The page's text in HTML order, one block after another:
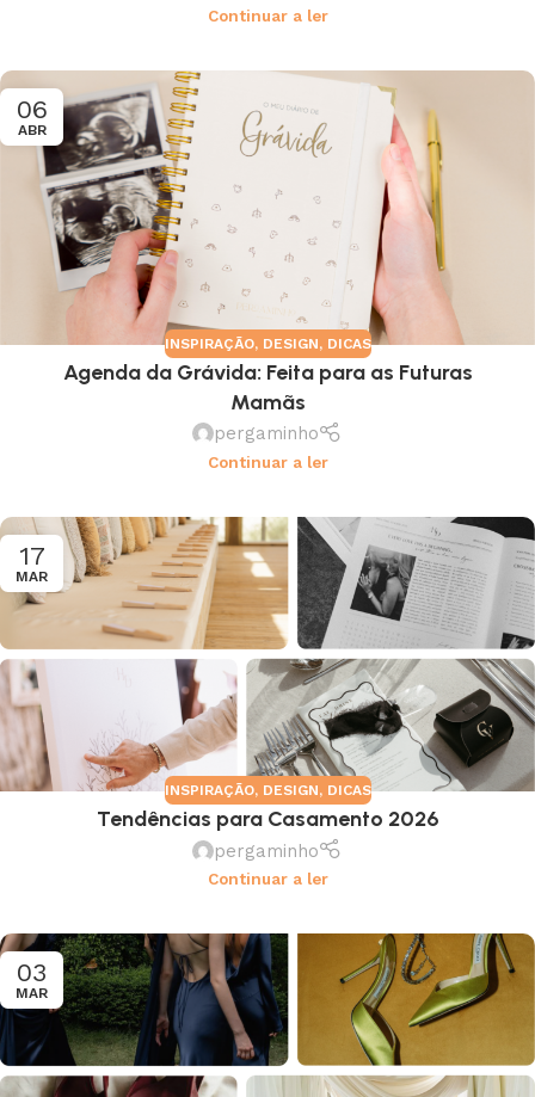
Continuar a ler
06
ABR
INSPIRAÇÃO, DESIGN, DICAS
Agenda da Grávida: Feita para as Futuras
Mamãs
pergaminho
Continuar a ler
17
MAR
INSPIRAÇÃO, DESIGN, DICAS
Tendências para Casamento 2026
pergaminho
Continuar a ler
03
MAR